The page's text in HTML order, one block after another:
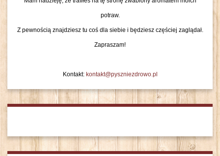
potraw.
Z pewnością znajdziesz tu coś dla siebie i będziesz częściej zaglądał.
Zapraszam!
Kontakt: kontakt@pyszniezdrowo.pl